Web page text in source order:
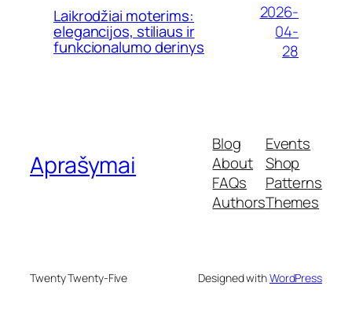
Laikrodžiai moterims:
elegancijos, stiliaus ir
funkcionalumo derinys
2026-
04-
28
Aprašymai
Blog
About
FAQs
Authors
Events
Shop
Patterns
Themes
Twenty Twenty-Five Designed withWordPress